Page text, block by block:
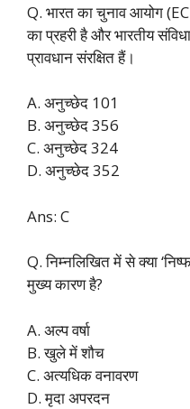
Q. भारत का चुनाव आयोग
का प्रहरी है और भारतीय
प्रावधान संरक्षित हैं।
A. अनुच्छेद 101
B. अनुच्छेद 356
C. अनुच्छेद 324
D. अनुच्छेद 352
Ans: C
Q. निम्नलिखित में से क्या
मुख्य कारण है?
A. अल्प वर्षा
B. खुले में शौच
C. अत्यधिक वनावरण
D. मृदा अपरदन